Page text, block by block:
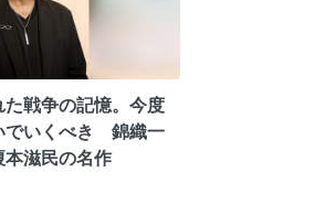
戦争の記憶。今度
でいくべき 錦織一
滋民の名作